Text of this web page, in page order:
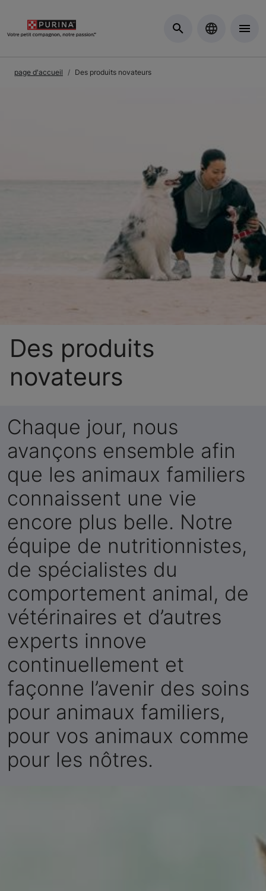
page d'accueil Des produits novateurs
Des produits
novateurs
Chaque jour, nous
avançons ensemble afin
que les animaux familiers
connaissent une vie
encore plus belle. Notre
équipe de nutritionnistes,
de spécialistes du
comportement animal, de
vétérinaires et d’autres
experts innove
continuellement et
façonne l’avenir des soins
pour animaux familiers,
pour vos animaux comme
pour les nôtres.